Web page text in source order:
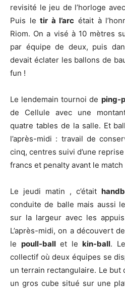
revisité le jeu de l’horloge
Puis letir à l’arc était à
Riom. On a visé à 10 mètres
par équipe de deux, puis d
devait éclater les ballons de
fun !
Le lendemain tournoi de ping-
de Cellule avec une
quatre tables de la salle. Et
l’après-midi : travail de
cinq, centres suivi d’une
francs et penalty avant le match
Le jeudi matin , c’était
conduite de balle mais aussi
sur la largeur avec les
L’après-midi, on a découvert
le poull-ballet lekin-ball.
collectif où deux équipes se
un terrain rectangulaire. Le
un gros cube situé sur une